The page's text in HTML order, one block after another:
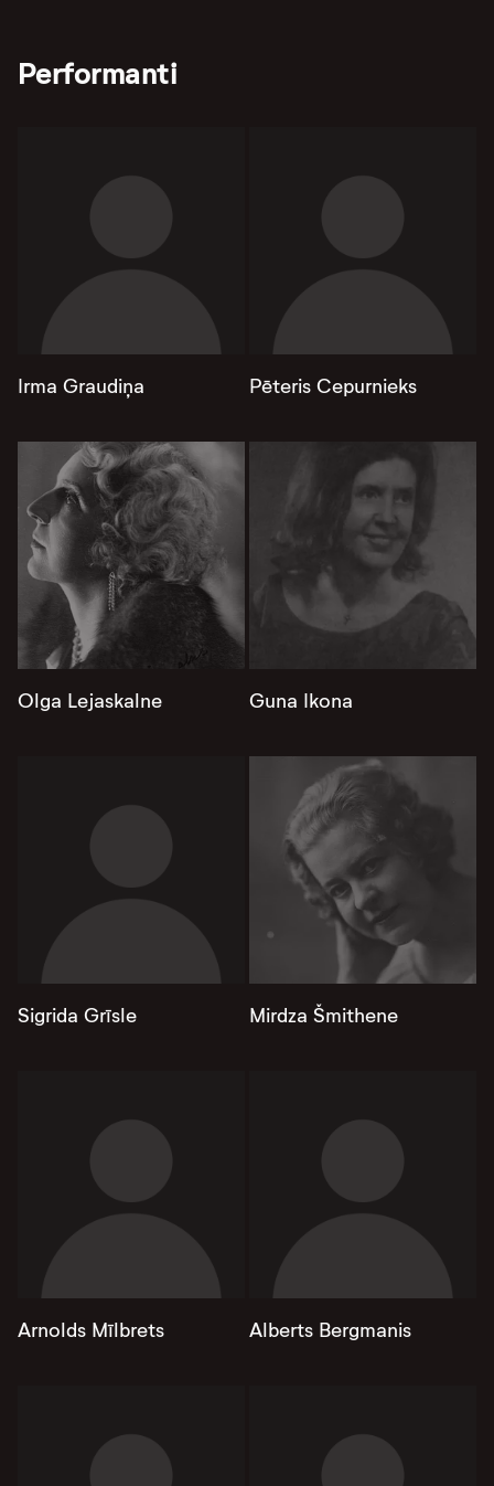
Performanti
Irma Graudiņa Pēteris Cepurnieks
Olga Lejaskalne Guna Ikona
Sigrida Grīsle Mirdza Šmithene
Arnolds Mīlbrets Alberts Bergmanis